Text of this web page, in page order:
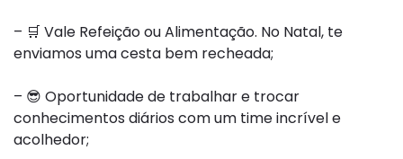
– 🛒 Vale Refeição ou Alimentação. No Natal, te
enviamos uma cesta bem recheada;
– 😎 Oportunidade de trabalhar e trocar
conhecimentos diários com um time incrível e
acolhedor;